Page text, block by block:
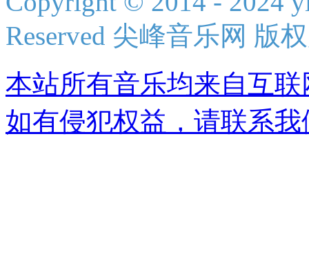
Reserved 尖峰音乐网 版
本站所有音乐均来自互
如有侵犯权益，请联系